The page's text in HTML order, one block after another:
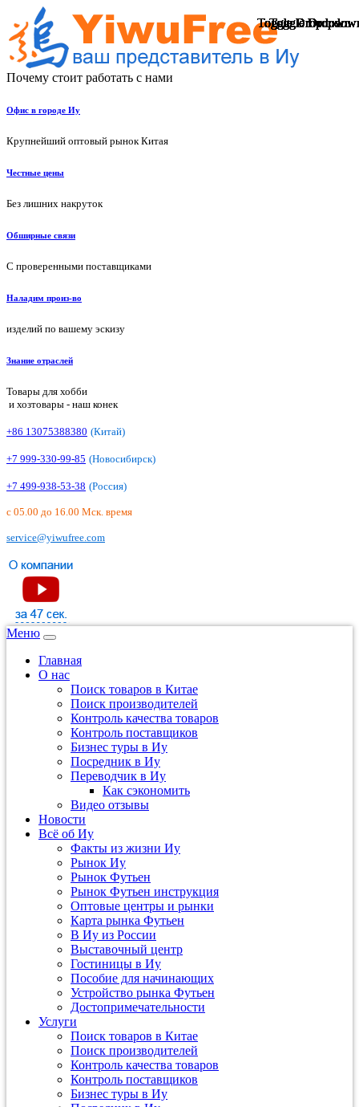
Почему стоит работать с нами
Офис в городе Иу
Крупнейший оптовый рынок Китая
Честные цены
Без лишних накруток
Обширные связи
С проверенными поставщиками
Наладим произ-во
изделий по вашему эскизу
Знание отраслей
Товары для хобби
и хозтовары - наш конек
+86 13075388380 (Китай)
+7 999-330-99-85 (Новосибирск)
+7 499-938-53-38 (Россия)
с 05.00 до 16.00 Мск. время
service@yiwufree.com
Меню
Главная
О нас
Toggle
Поиск товаров в Китае
Поиск производителей
Контроль качества товаров
Контроль поставщиков
Бизнес туры в Иу
Посредник в Иу
Переводчик в Иу
Toggle Dropdown
Как сэкономить
Видео отзывы
Новости
Всё об Иу
Toggle
Факты из жизни Иу
Рынок Иу
Рынок Футьен
Рынок Футьен инструкция
Оптовые центры и рынки
Карта рынка Футьен
В Иу из России
Выставочный центр
Гостиницы в Иу
Пособие для начинающих
Устройство рынка Футьен
Достопримечательности
Услуги
Toggle
Поиск товаров в Китае
Поиск производителей
Контроль качества товаров
Контроль поставщиков
Бизнес туры в Иу
Toggle Dropdown
Toggle
Toggle Dropdown
Toggle Dropdown
Toggle Dropdown
Toggle Dropdown
Toggle Dropdown
Toggle Dropdown
Toggle Dropdown
Toggle Dropdown
Toggle Dropdown
Toggle Dropdown
Toggle Dropdown
Toggle Dropdown
Toggle
Toggle